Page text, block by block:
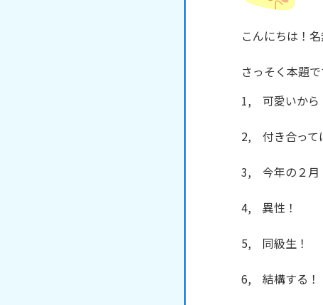
こんにちは！名
さっそく本題で
1,　可愛いから
2,　付き合って
3,　今年の２月
4,　異性！
5,　同級生！
6,　結構する！